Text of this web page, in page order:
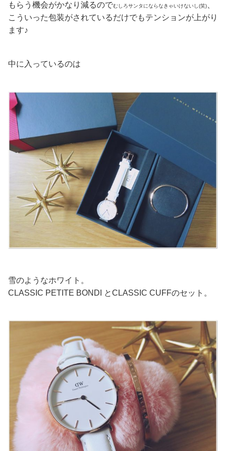
もらう機会がかなり減るのでむしろサンタにならなきゃいけないし(笑)、
こういった包装がされているだけでもテンションが上がり
ます♪
中に入っているのは
雪のようなホワイト。
CLASSIC PETITE BONDI とCLASSIC CUFFのセット。